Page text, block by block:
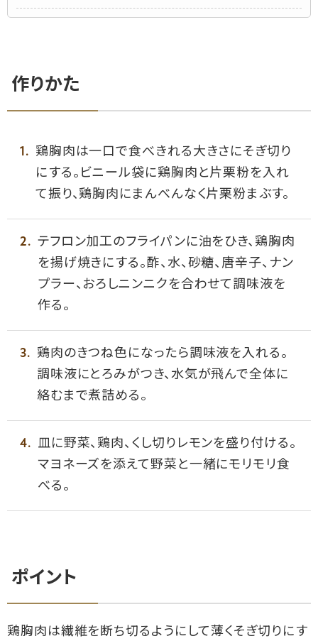
作りかた
鶏胸肉は一口で食べきれる大きさにそぎ切り
にする。ビニール袋に鶏胸肉と片栗粉を入れ
て振り、鶏胸肉にまんべんなく片栗粉まぶす。
テフロン加工のフライパンに油をひき、鶏胸肉
を揚げ焼きにする。酢、水、砂糖、唐辛子、ナン
プラー、おろしニンニクを合わせて調味液を
作る。
鶏肉のきつね色になったら調味液を入れる。
調味液にとろみがつき、水気が飛んで全体に
絡むまで煮詰める。
皿に野菜、鶏肉、くし切りレモンを盛り付ける。
マヨネーズを添えて野菜と一緒にモリモリ食
べる。
ポイント
鶏胸肉は繊維を断ち切るようにして薄くそぎ切りにす